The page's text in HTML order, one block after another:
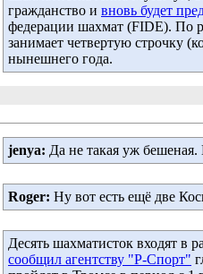
гражданство и вновь будет
федерации шахмат (FIDE). По
занимает четвертую строчку
нынешнего года.
jenya: Да не такая уж
Roger: Ну вот есть ещё две
Десять шахматисток входят в
сообщил агентству "Р-Спорт"